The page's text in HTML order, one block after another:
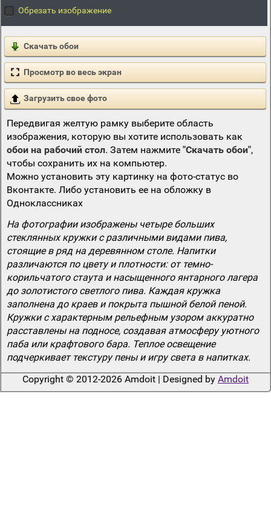
Обрезать изображение
Скачать обои
Просмотр во весь экран
Загрузить свое фото
Передвигая желтую рамку выберите область
изображения, которую вы хотите использовать как
обои на рабочий стол. Затем нажмите "Скачать обои",
чтобы сохранить их на компьютер.
Можно установить эту картинку на фото-статус во
Вконтакте. Либо установить ее на обложку в
Одноклассниках
На фотографии изображены четыре больших
стеклянных кружки с различными видами пива,
стоящие в ряд на деревянном столе. Напитки
различаются по цвету и плотности: от темно-
корильчатого стаута и насыщенного янтарного лагера
до золотистого светлого пива. Каждая кружка
заполнена до краев и покрыта пышной белой пеной.
Кружки с характерным рельефным узором аккуратно
расставлены на подносе, создавая атмосферу уютного
паба или крафтового бара. Теплое освещение
подчеркивает текстуру пены и игру света в напитках.
Copyright © 2012-2026 Amdoit | Designed by Amdoit